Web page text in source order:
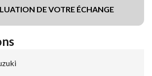
DE VOTRE ÉCHANGE